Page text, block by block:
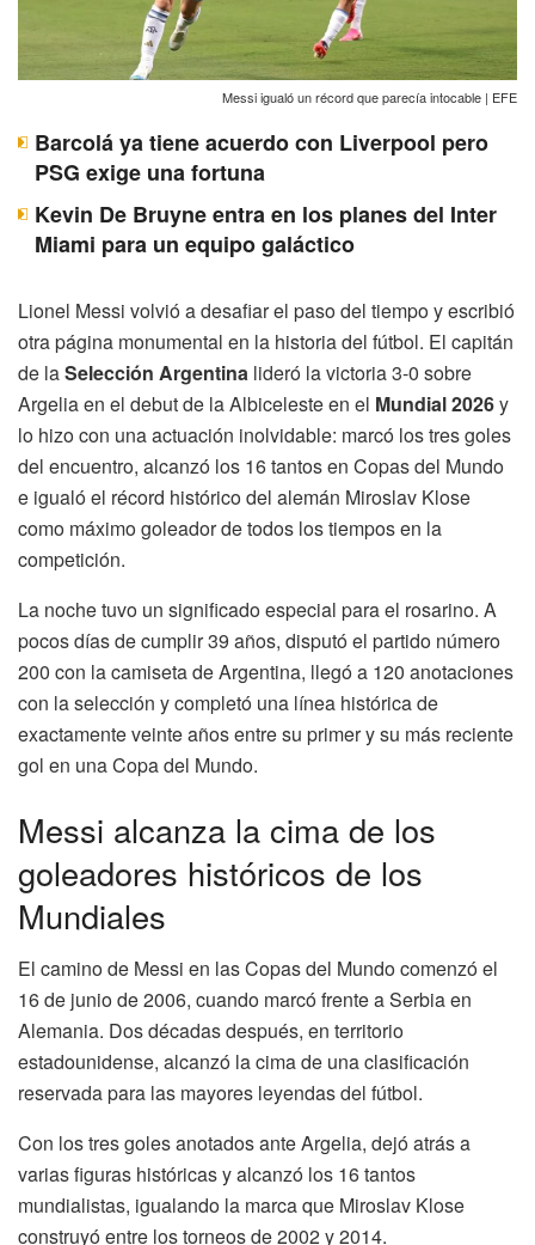
Messi igualó un récord que parecía intocable | EFE
Barcolá ya tiene acuerdo con Liverpool pero
PSG exige una fortuna
Kevin De Bruyne entra en los planes del Inter
Miami para un equipo galáctico
Lionel Messi volvió a desafiar el paso del tiempo y escribió
otra página monumental en la historia del fútbol. El capitán
de laSelección Argentina lideró la victoria 3-0 sobre
Argelia en el debut de la Albiceleste en el Mundial 2026y
lo hizo con una actuación inolvidable: marcó los tres goles
del encuentro, alcanzó los 16 tantos en Copas del Mundo
e igualó el récord histórico del alemán Miroslav Klose
como máximo goleador de todos los tiempos en la
competición.
La noche tuvo un significado especial para el rosarino. A
pocos días de cumplir 39 años, disputó el partido número
200 con la camiseta de Argentina, llegó a 120 anotaciones
con la selección y completó una línea histórica de
exactamente veinte años entre su primer y su más reciente
gol en una Copa del Mundo.
Messi alcanza la cima de los
goleadores históricos de los
Mundiales
El camino de Messi en las Copas del Mundo comenzó el
16 de junio de 2006, cuando marcó frente a Serbia en
Alemania. Dos décadas después, en territorio
estadounidense, alcanzó la cima de una clasificación
reservada para las mayores leyendas del fútbol.
Con los tres goles anotados ante Argelia, dejó atrás a
varias figuras históricas y alcanzó los 16 tantos
mundialistas, igualando la marca que Miroslav Klose
construyó entre los torneos de 2002 y 2014.